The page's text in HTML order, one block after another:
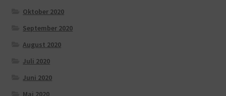
Oktober 2020
September 2020
August 2020
Juli 2020
Juni 2020
Mai 2020